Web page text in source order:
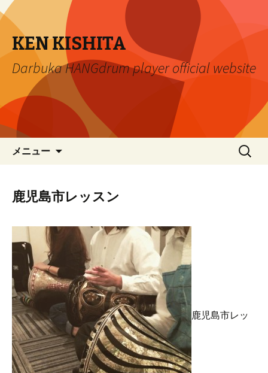
KEN KISHITA
Darbuka HANGdrum player official website
メニュー
ツ
検
索:
鹿児島市レッスン
鹿児島市レッ